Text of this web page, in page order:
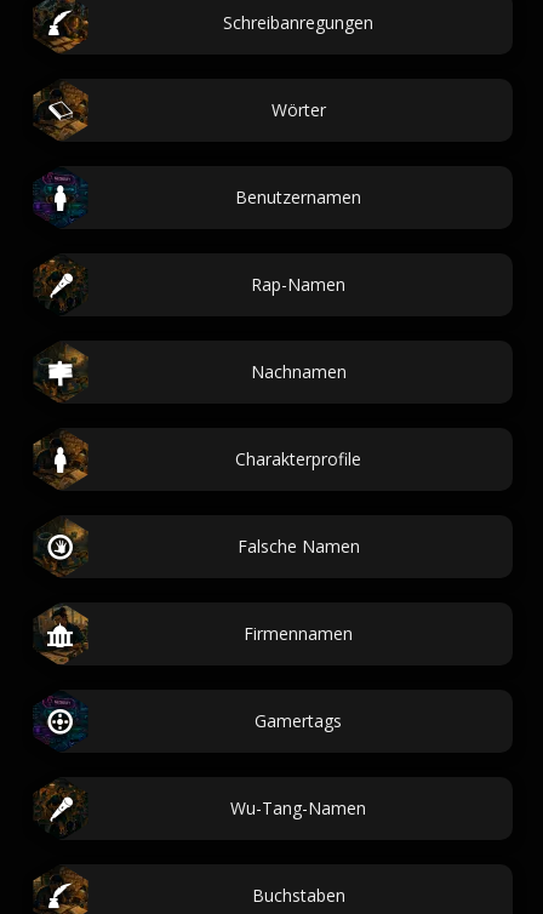
Schreibanregungen
Wörter
Benutzernamen
Rap-Namen
Nachnamen
Charakterprofile
Falsche Namen
Firmennamen
Gamertags
Wu-Tang-Namen
Buchstaben